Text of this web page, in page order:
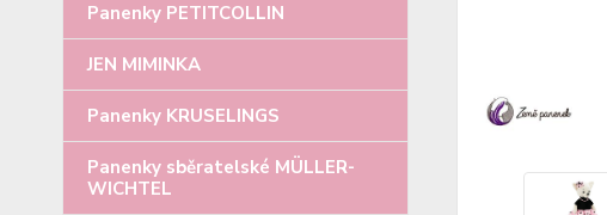
Panenky PETITCOLLIN
JEN MIMINKA
Panenky KRUSELINGS
Panenky sběratelské MÜLLER-
WICHTEL